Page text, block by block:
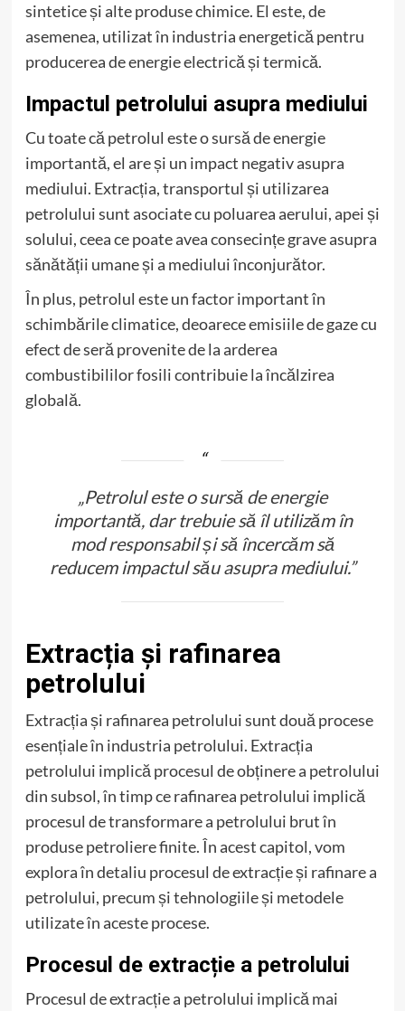
sintetice și alte produse chimice. El este, de
asemenea, utilizat în industria energetică pentru
producerea de energie electrică și termică.
Impactul petrolului asupra mediului
Cu toate că petrolul este o sursă de energie
importantă, el are și un impact negativ asupra
mediului. Extracția, transportul și utilizarea
petrolului sunt asociate cu poluarea aerului, apei și
solului, ceea ce poate avea consecințe grave asupra
sănătății umane și a mediului înconjurător.
În plus, petrolul este un factor important în
schimbările climatice, deoarece emisiile de gaze cu
efect de seră provenite de la arderea
combustibililor fosili contribuie la încălzirea
globală.
„Petrolul este o sursă de energie
importantă, dar trebuie să îl utilizăm în
mod responsabil și să încercăm să
reducem impactul său asupra mediului.”
Extracția și rafinarea
petrolului
Extracția și rafinarea petrolului sunt două procese
esențiale în industria petrolului. Extracția
petrolului implică procesul de obținere a petrolului
din subsol, în timp ce rafinarea petrolului implică
procesul de transformare a petrolului brut în
produse petroliere finite. În acest capitol, vom
explora în detaliu procesul de extracție și rafinare a
petrolului, precum și tehnologiile și metodele
utilizate în aceste procese.
Procesul de extracție a petrolului
Procesul de extracție a petrolului implică mai